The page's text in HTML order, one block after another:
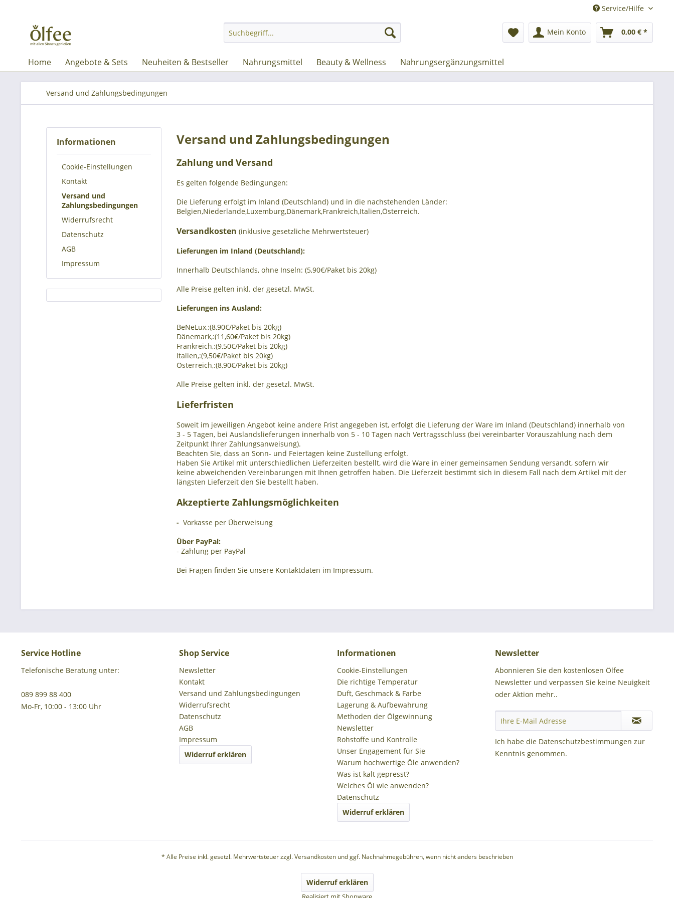
Service/Hilfe
Mein Konto 0,00 € *
Home Angebote & Sets Neuheiten & Bestseller Nahrungsmittel Beauty & Wellness Nahrungsergänzungsmittel
Versand und Zahlungsbedingungen
Informationen
Cookie-Einstellungen
Kontakt
Versand und
Zahlungsbedingungen
Widerrufsrecht
Datenschutz
AGB
Impressum
Versand und Zahlungsbedingungen
Zahlung und Versand
Es gelten folgende Bedingungen:
Die Lieferung erfolgt im Inland (Deutschland) und in die nachstehenden Länder:
Belgien,Niederlande,Luxemburg,Dänemark,Frankreich,Italien,Österreich.
Versandkosten (inklusive gesetzliche Mehrwertsteuer)
Lieferungen im Inland (Deutschland):
Innerhalb Deutschlands, ohne Inseln: (5,90€/Paket bis 20kg)
Alle Preise gelten inkl. der gesetzl. MwSt.
Lieferungen ins Ausland:
BeNeLux,:(8,90€/Paket bis 20kg)
Dänemark,:(11,60€/Paket bis 20kg)
Frankreich,:(9,50€/Paket bis 20kg)
Italien,:(9,50€/Paket bis 20kg)
Österreich,:(8,90€/Paket bis 20kg)
Alle Preise gelten inkl. der gesetzl. MwSt.
Lieferfristen
Soweit im jeweiligen Angebot keine andere Frist angegeben ist, erfolgt die Lieferung der Ware im Inland (Deutschland) innerhalb von
3 - 5 Tagen, bei Auslandslieferungen innerhalb von 5 - 10 Tagen nach Vertragsschluss (bei vereinbarter Vorauszahlung nach dem
Zeitpunkt Ihrer Zahlungsanweisung).
Beachten Sie, dass an Sonn- und Feiertagen keine Zustellung erfolgt.
Haben Sie Artikel mit unterschiedlichen Lieferzeiten bestellt, wird die Ware in einer gemeinsamen Sendung versandt, sofern wir
keine abweichenden Vereinbarungen mit Ihnen getroffen haben. Die Lieferzeit bestimmt sich in diesem Fall nach dem Artikel mit der
längsten Lieferzeit den Sie bestellt haben.
Akzeptierte Zahlungsmöglichkeiten
- Vorkasse per Überweisung
Über PayPal:
- Zahlung per PayPal
Bei Fragen finden Sie unsere Kontaktdaten im Impressum.
Service Hotline
Telefonische Beratung unter:
089 899 88 400
Mo-Fr, 10:00 - 13:00 Uhr
Shop Service
Newsletter
Kontakt
Versand und Zahlungsbedingungen
Widerrufsrecht
Datenschutz
AGB
Impressum
Widerruf erklären
Informationen
Cookie-Einstellungen
Die richtige Temperatur
Duft, Geschmack & Farbe
Lagerung & Aufbewahrung
Methoden der Ölgewinnung
Newsletter
Rohstoffe und Kontrolle
Unser Engagement für Sie
Warum hochwertige Öle anwenden?
Was ist kalt gepresst?
Welches Öl wie anwenden?
Datenschutz
Widerruf erklären
Newsletter
Abonnieren Sie den kostenlosen Ölfee
Newsletter und verpassen Sie keine Neuigkeit
oder Aktion mehr..
Ich habe die Datenschutzbestimmungen zur
Kenntnis genommen.
* Alle Preise inkl. gesetzl. Mehrwertsteuer zzgl.Versandkostenund ggf. Nachnahmegebühren, wenn nicht anders beschrieben
Widerruf erklären